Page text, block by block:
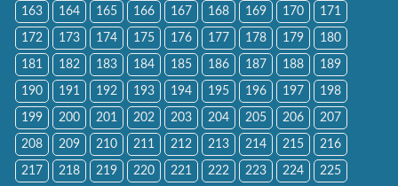
163 164 165 166 167 168 169 170 171
172 173 174 175 176 177 178 179 180
181 182 183 184 185 186 187 188 189
190 191 192 193 194 195 196 197 198
199 200 201 202 203 204 205 206 207
208 209 210 211 212 213 214 215 216
217 218 219 220 221 222 223 224 225